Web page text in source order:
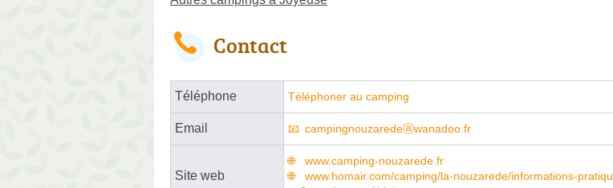
Contact
Téléphone Téléphoner au camping
Email campingnouzaredeⓐwanadoo.fr
Site web
www.camping-nouzarede.fr
www.homair.com/camping/la-nouzarede/informations-pratiqu